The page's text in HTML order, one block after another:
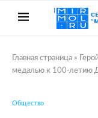
Главная страница »
медалью к 100-летию
Общество